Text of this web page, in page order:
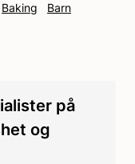
Baking
Barn
Ingredienser
på
og